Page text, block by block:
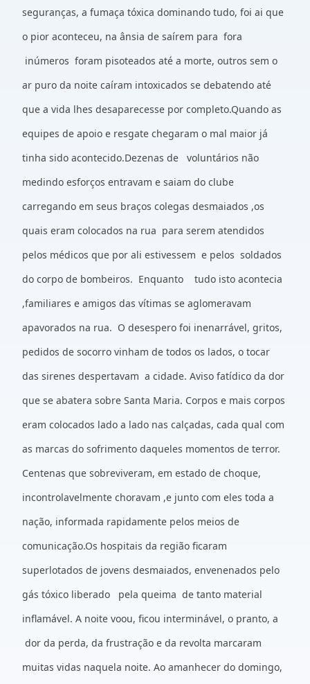
seguranças, a fumaça tóxica dominando tudo, foi ai que
o pior aconteceu, na ânsia de saírem para fora
inúmeros foram pisoteados até a morte, outros sem o
ar puro da noite caíram intoxicados se debatendo até
que a vida lhes desaparecesse por completo.Quando as
equipes de apoio e resgate chegaram o mal maior já
tinha sido acontecido.Dezenas de voluntários não
medindo esforços entravam e saiam do clube
carregando em seus braços colegas desmaiados ,os
quais eram colocados na rua para serem atendidos
pelos médicos que por ali estivessem e pelos soldados
do corpo de bombeiros. Enquanto tudo isto acontecia
,familiares e amigos das vítimas se aglomeravam
apavorados na rua. O desespero foi inenarrável, gritos,
pedidos de socorro vinham de todos os lados, o tocar
das sirenes despertavam a cidade. Aviso fatídico da dor
que se abatera sobre Santa Maria. Corpos e mais corpos
eram colocados lado a lado nas calçadas, cada qual com
as marcas do sofrimento daqueles momentos de terror.
Centenas que sobreviveram, em estado de choque,
incontrolavelmente choravam ,e junto com eles toda a
nação, informada rapidamente pelos meios de
comunicação.Os hospitais da região ficaram
superlotados de jovens desmaiados, envenenados pelo
gás tóxico liberado pela queima de tanto material
inflamável. A noite voou, ficou interminável, o pranto, a
dor da perda, da frustração e da revolta marcaram
muitas vidas naquela noite. Ao amanhecer do domingo,